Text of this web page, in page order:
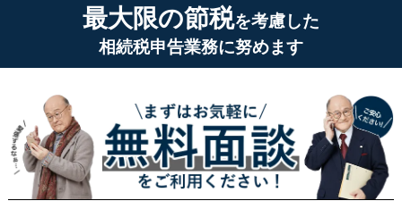
最大限の節税を考慮した
相続税申告業務に努めます